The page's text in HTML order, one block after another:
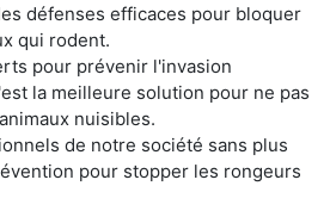
défenses efficaces pour bloquer
qui rodent.
pour prévenir l'invasion
la meilleure solution pour ne pas
nuisibles.
de notre société sans plus
pour stopper les rongeurs